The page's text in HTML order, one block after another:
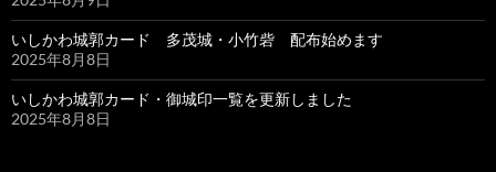
いしかわ城郭カード 多茂城・小竹砦 配布始めます
2025年8月8日
いしかわ城郭カード・御城印一覧を更新しました
2025年8月8日